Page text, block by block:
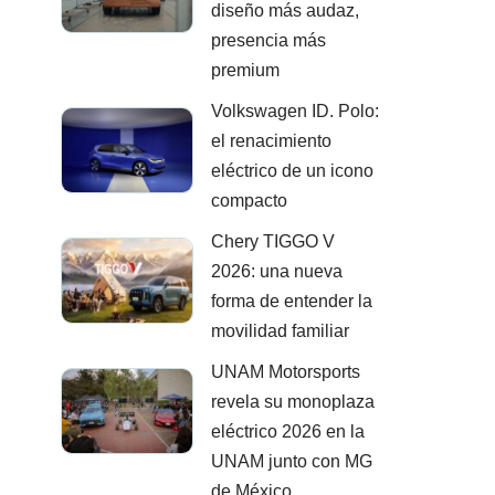
diseño más audaz,
presencia más
premium
Volkswagen ID. Polo:
el renacimiento
eléctrico de un icono
compacto
Chery TIGGO V
2026: una nueva
forma de entender la
movilidad familiar
UNAM Motorsports
revela su monoplaza
eléctrico 2026 en la
UNAM junto con MG